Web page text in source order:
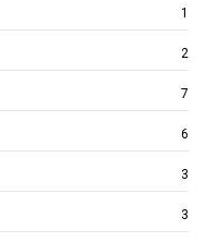
1
2
7
6
3
3